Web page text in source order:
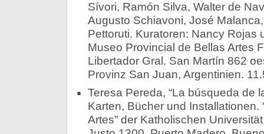
Sívori, Ramón Silva, Walter de
Augusto Schiavoni, José
Pettoruti. Kuratoren: Nancy Rojas
Museo Provincial de Bellas Artes
Libertador Gral. San Martín 862
Provinz San Juan, Argentinien.
Teresa Pereda, “La búsqueda de
Karten, Bücher und Installationen.
Artes” der Katholischen